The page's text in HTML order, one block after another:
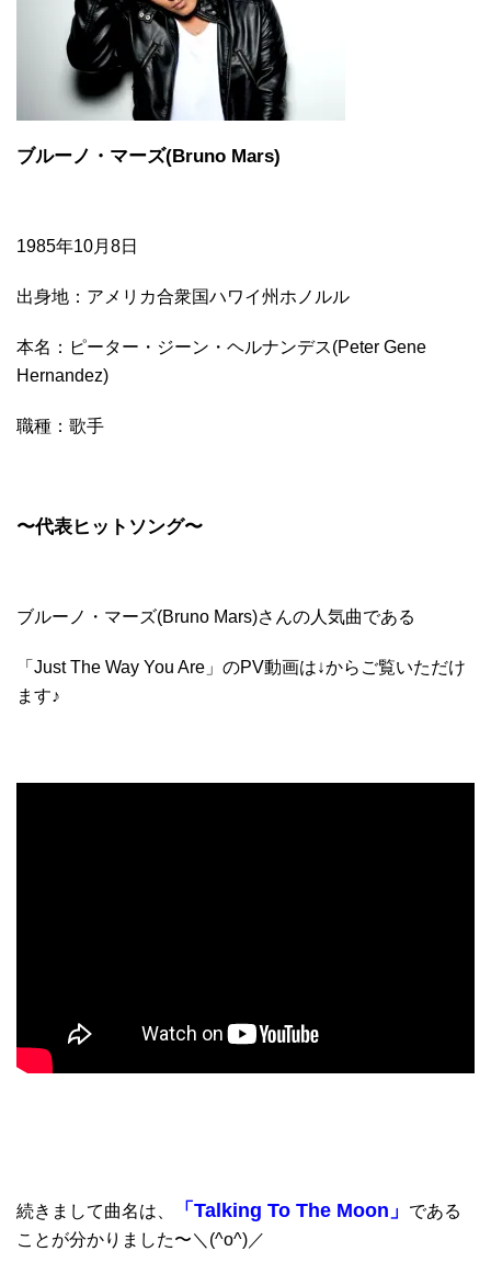
ブルーノ・マーズ(Bruno Mars)
1985年10月8日
出身地：アメリカ合衆国ハワイ州ホノルル
本名：ピーター・ジーン・ヘルナンデス(Peter Gene
Hernandez)
職種：歌手
〜代表ヒットソング〜
ブルーノ・マーズ(Bruno Mars)さんの人気曲である
「Just The Way You Are」のPV動画は↓からご覧いただけ
ます♪
続きまして曲名は、 「Talking To The Moon」
である
ことが分かりました〜＼(^o^)／